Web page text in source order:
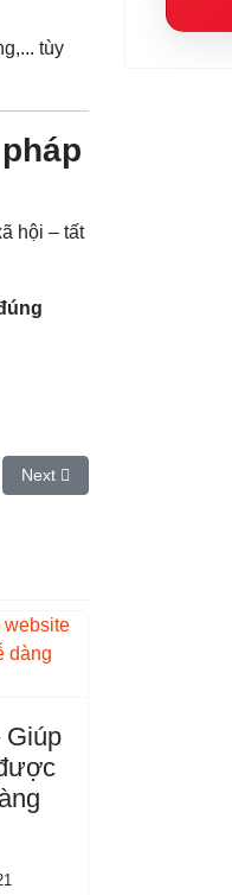
tùy
hội – tất
Next article: Hosting là gì
Next
Giúp